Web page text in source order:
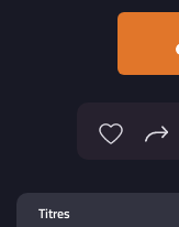
Titres